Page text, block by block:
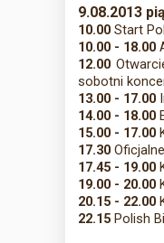
9.08.2013
10.00Start
10.00 - 18.00
12.00
sobotni
13.00 - 17.00
14.00 - 18.00
15.00 - 17.00
17.30
17.45 - 19.00
19.00 - 20.00
20.15 - 22.00
22.15Polish